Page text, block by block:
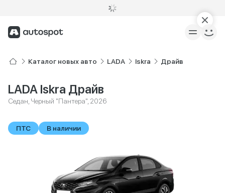
Каталог новых авто LADA Iskra Драйв
LADA Iskra Драйв
Седан, Черный "Пантера", 2026
ПТС В наличии